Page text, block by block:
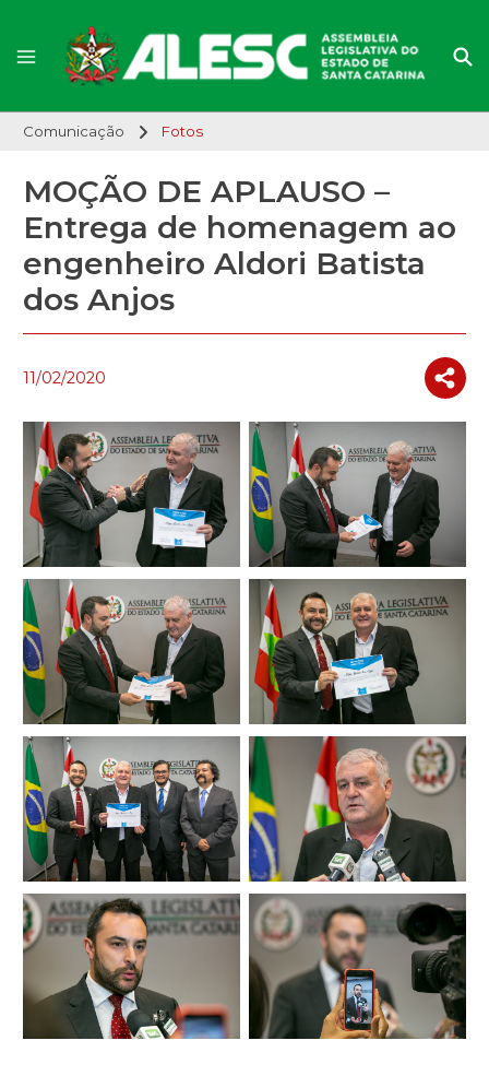
Comunicação Fotos
MOÇÃO DE APLAUSO –
Entrega de homenagem ao
engenheiro Aldori Batista
dos Anjos
11/02/2020